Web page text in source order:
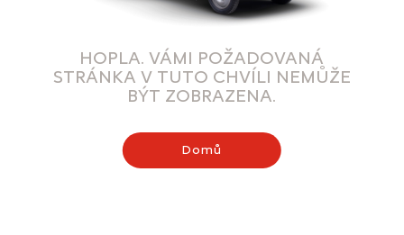
HOPLA. VÁMI POŽADOVANÁ
STRÁNKA V TUTO CHVÍLI NEMŮŽE
BÝT ZOBRAZENA.
Domů